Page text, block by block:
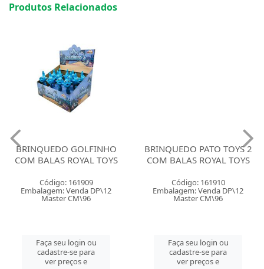
Produtos Relacionados
BRINQUEDO GOLFINHO
COM BALAS ROYAL TOYS
Código: 161909
Embalagem: Venda DP\12
Master CM\96
Faça seu login ou
cadastre-se para
ver preços e
BRINQUEDO PATO TOYS 2
COM BALAS ROYAL TOYS
Código: 161910
Embalagem: Venda DP\12
Master CM\96
Faça seu login ou
cadastre-se para
ver preços e